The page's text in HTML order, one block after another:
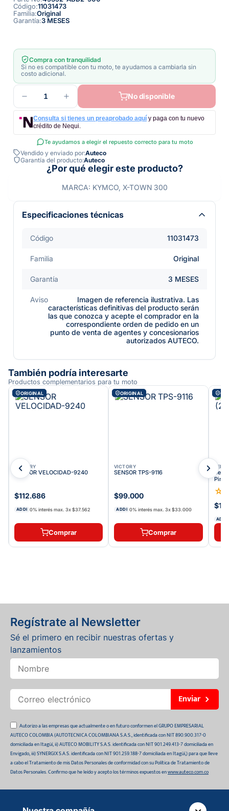
Código:11031473
Familia:Original
Garantía:3 MESES
Compra con tranquilidad
Si no es compatible con tu moto, te ayudamos a cambiarla sin
costo adicional.
1 No disponible
Consulta si tienes un preaprobado aquí y paga con tu nuevo
crédito de Nequi.
Te ayudamos a elegir el repuesto correcto para tu moto
Vendido y enviado por:Auteco
Garantía del producto:Auteco
¿Por qué elegir este producto?
MARCA: KYMCO, X-TOWN 300
Especificaciones técnicas
Código 11031473
Familia Original
Garantía 3 MESES
Aviso
Imagen de referencia ilustrativa. Las
características definitivas del producto serán
las que conozca y acepte el comprador en la
correspondiente orden de pedido en un
punto de venta de agentes y concesionarios
autorizados AUTECO.
También podría interesarte
Productos complementarios para tu moto
ORIGINAL
VICTORY
SENSOR VELOCIDAD-9240
$112.686
ADDI 0% interés max. 3x$37.562
Comprar
ORIGINAL
VICTORY
SENSOR TPS-9116
$99.000
ADDI 0% interés max.3x$33.000
Comprar
☆
ADDI
Regístrate al Newsletter
Sé el primero en recibir nuestras ofertas y
lanzamientos
Enviar
Autorizo a las empresas que actualmente o en futuro conformen el GRUPO EMPRESARIAL
AUTECO COLOMBIA (AUTOTECNICA COLOMBIANA S.A.S., identificada con NIT 890.900.317-0
domiciliada en Itagüí, ii) AUTECO MOBILITY S.A.S. identificada con NIT 901.249.413-7 domiciliada en
Envigado, iii) SYNERGIX S.A.S. identificada con NIT 901.259.188-7 domiciliada en Itagüí,) para que lleve
a cabo el Tratamiento de mis Datos Personales de conformidad con su Política de Tratamiento de
Datos Personales. Confirmo que he leído y acepto los términos expuestos enwww.auteco.com.co